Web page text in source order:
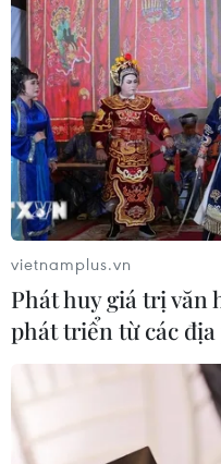
vietnamplus.vn
Phát huy giá trị văn
phát triển từ các